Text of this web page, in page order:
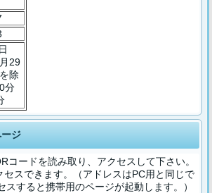
29
除
分
ジ
コードを読み取り、アクセスして下さい。
セスできます。（アドレスはPC用と同じで
スすると携帯用のページが起動します。）